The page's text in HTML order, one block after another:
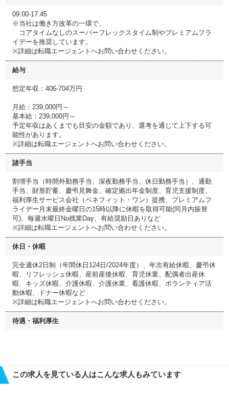
09:00-17:45
※当社は働き方改革の一環で、
コアタイムなしのスーパーフレックスタイム制やプレミアムフラ
イデーを推奨しています。
※詳細は転職エージェントへお問い合わせください。
給与
想定年収：406-704万円
月給：239,000円～
基本給：239,000円～
予定年収はあくまでも目安の金額であり、選考を通じて上下する可
能性があります。
※詳細は転職エージェントへお問い合わせください。
諸手当
割増手当（時間外勤務手当、深夜勤務手当、休日勤務手当）、通勤
手当、財形貯蓄、慶弔見舞金、確定拠出年金制度、育児支援制度、
福利厚生サービス会社（ベネフィット・ワン）提携、プレミアムフ
ライデー月末最終金曜日の15時以降に休暇を取得可能(同月内振替
可)、毎週水曜日No残業Day、有給奨励日ありなど
※詳細は転職エージェントへお問い合わせください。
休日・休暇
完全週休2日制（年間休日124日/2024年度）、年次有給休暇、慶弔休
暇、リフレッシュ休暇、産前産後休暇、育児休業、配偶者出産休
暇、キッズ休暇、介護休暇、介護休業、看護休暇、ボランティア活
動休暇、ドナー休暇など
※詳細は転職エージェントへお問い合わせください。
待遇・福利厚生
この求人を見ている人はこんな求人もみています